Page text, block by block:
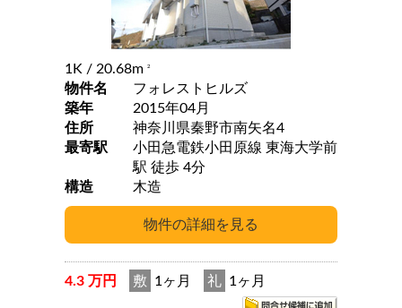
1K / 20.68m 2
物件名
フォレストヒルズ
築年
2015年04月
住所
神奈川県秦野市南矢名4
最寄駅
小田急電鉄小田原線 東海大学前
駅 徒歩 4分
構造
木造
4.3 万円 敷 1ヶ月 礼 1ヶ月